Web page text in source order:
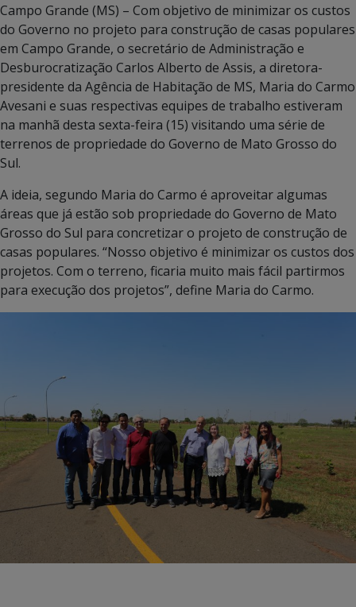
Campo Grande (MS) – Com objetivo de minimizar os custos
do Governo no projeto para construção de casas populares
em Campo Grande, o secretário de Administração e
Desburocratização Carlos Alberto de Assis, a diretora-
presidente da Agência de Habitação de MS, Maria do Carmo
Avesani e suas respectivas equipes de trabalho estiveram
na manhã desta sexta-feira (15) visitando uma série de
terrenos de propriedade do Governo de Mato Grosso do
Sul.
A ideia, segundo Maria do Carmo é aproveitar algumas
áreas que já estão sob propriedade do Governo de Mato
Grosso do Sul para concretizar o projeto de construção de
casas populares. “Nosso objetivo é minimizar os custos dos
projetos. Com o terreno, ficaria muito mais fácil partirmos
para execução dos projetos”, define Maria do Carmo.